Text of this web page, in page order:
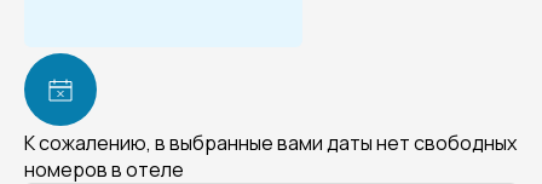
К сожалению, в выбранные вами даты нет свободных
номеров в отеле